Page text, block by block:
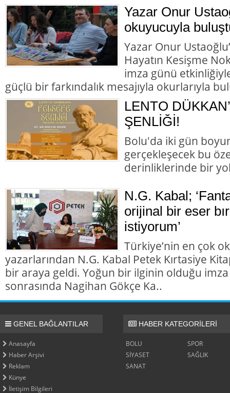
Yazar Onur
okuyucuyla
Yazar Onur
Hayatın Kesişme
imza günü
güçlü bir farkındalık mesajıyla okurlarıyla
LENTO
ŞENLİĞİ!
Bolu'da iki gün
gerçekleşecek bu
derinliklerinde bir
N.G. Kabal;
orijinal bir eser
istiyorum’
Türkiye’nin en çok
yazarlarından N.G. Kabal Petek Kırtasiye
bir araya geldi. Yoğun bir ilginin olduğu
sonrasında Nagihan Gökçe Ka..
GENEL BAĞLANTILAR
Anasayfa
Haber Arşivi
Reklam
Künye
İletişim Bilgileri
HABER KATEGORİLERİ
BOLU
SPOR
SİYASET
SAĞLIK
SANAT